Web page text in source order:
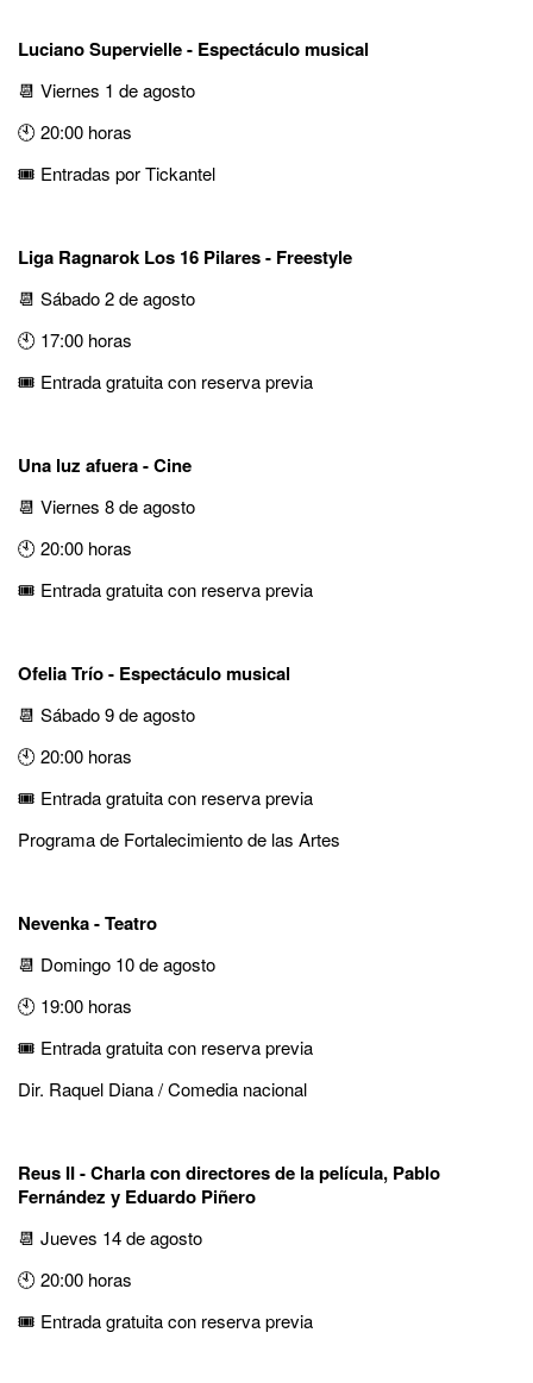
Luciano Supervielle - Espectáculo musical
📆 Viernes 1 de agosto
🕙 20:00 horas
🎟️ Entradas por Tickantel
Liga Ragnarok Los 16 Pilares - Freestyle
📆 Sábado 2 de agosto
🕙 17:00 horas
🎟️ Entrada gratuita con reserva previa
Una luz afuera - Cine
📆 Viernes 8 de agosto
🕙 20:00 horas
🎟️ Entrada gratuita con reserva previa
Ofelia Trío - Espectáculo musical
📆 Sábado 9 de agosto
🕙 20:00 horas
🎟️ Entrada gratuita con reserva previa
Programa de Fortalecimiento de las Artes
Nevenka - Teatro
📆 Domingo 10 de agosto
🕙 19:00 horas
🎟️ Entrada gratuita con reserva previa
Dir. Raquel Diana / Comedia nacional
Reus II - Charla con directores de la película, Pablo
Fernández y Eduardo Piñero
📆 Jueves 14 de agosto
🕙 20:00 horas
🎟️ Entrada gratuita con reserva previa